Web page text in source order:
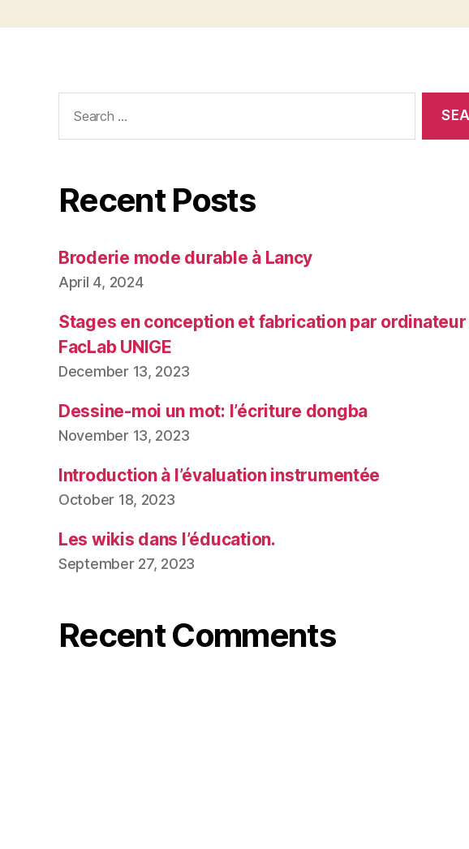
for:
Recent Posts
Broderie mode durable à Lancy
April 4, 2024
Stages en conception et fabrication par ordinateur
FacLab UNIGE
December 13, 2023
Dessine-moi un mot: l’écriture dongba
November 13, 2023
Introduction à l’évaluation instrumentée
October 18, 2023
Les wikis dans l’éducation.
September 27, 2023
Recent Comments